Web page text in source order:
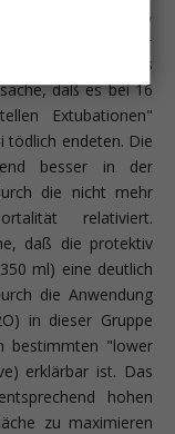
exzessiv hohe 28-
erwähnenswertes
daß es bei 16
Extubationen"
tödlich endeten. Die
besser in der
die nicht mehr
relativiert.
daß die protektiv
ml) eine deutlich
die Anwendung
in dieser Gruppe
bestimmten "lower
erklärbar ist. Das
hohen
zu maximieren